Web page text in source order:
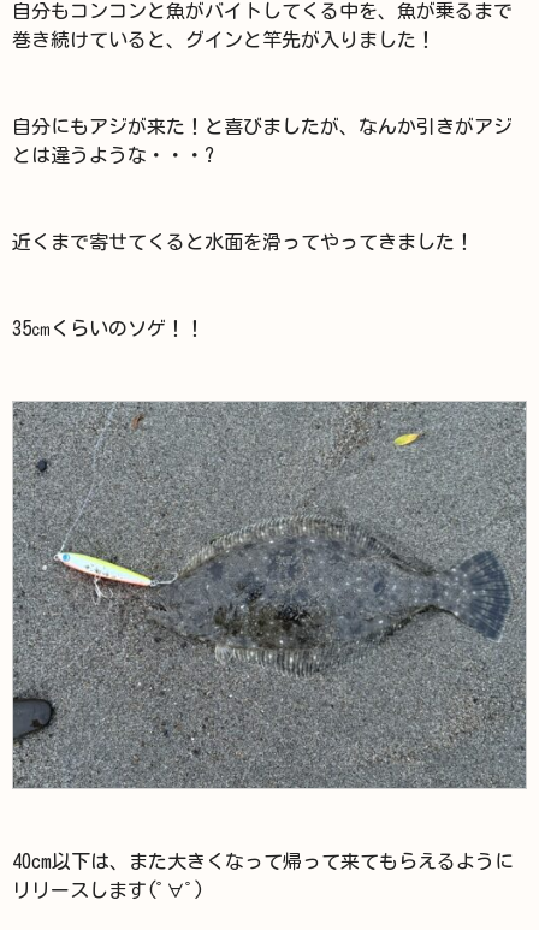
自分もコンコンと魚がバイトしてくる中を、魚が乗るまで
巻き続けていると、グインと竿先が入りました！
自分にもアジが来た！と喜びましたが、なんか引きがアジ
とは違うような・・・?
近くまで寄せてくると水面を滑ってやってきました！
35㎝くらいのソゲ！！
40cm以下は、また大きくなって帰って来てもらえるように
リリースします(ﾟ∀ﾟ)